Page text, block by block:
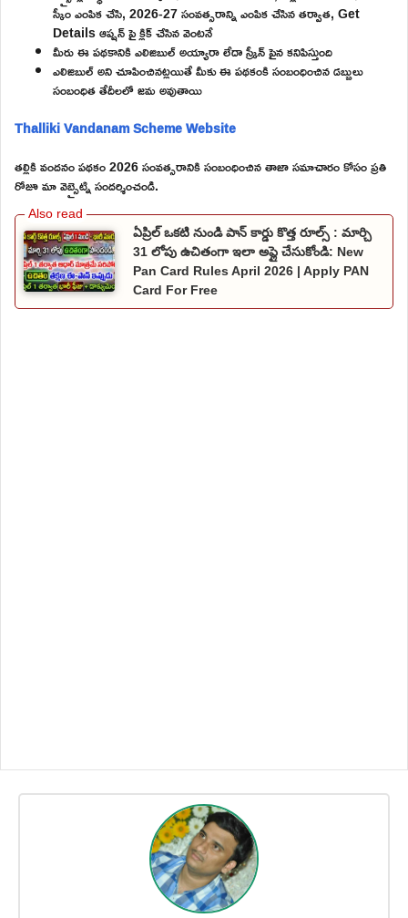
స్కీం ఎంపిక చేసి, 2026-27 సంవత్సరాన్ని ఎంపిక చేసిన తర్వాత, Get
Details ఆప్షన్ పై క్లిక్ చేసిన వెంటనే
మీరు ఈ పథకానికి ఎలిజిబుల్ అయ్యారా లేదా స్క్రీన్ పైన కనిపిస్తుంది
ఎలిజిబుల్ అని చూపించినట్లయితే మీకు ఈ పథకంకి సంబంధించిన డబ్బులు
సంబంధిత తేదీలలో జమ అవుతాయి
Thalliki Vandanam Scheme Website
తల్లికి వందనం పథకం 2026 సంవత్సరానికి సంబంధించిన తాజా సమాచారం కోసం ప్రతి
రోజూ మా వెబ్సైట్ని సందర్శించండి.
ఏప్రిల్ ఒకటి నుండి పాన్ కార్డు కొత్త రూల్స్ : మార్చి
31 లోపు ఉచితంగా ఇలా అప్లై చేసుకోండి: New
Pan Card Rules April 2026 | Apply PAN
Card For Free